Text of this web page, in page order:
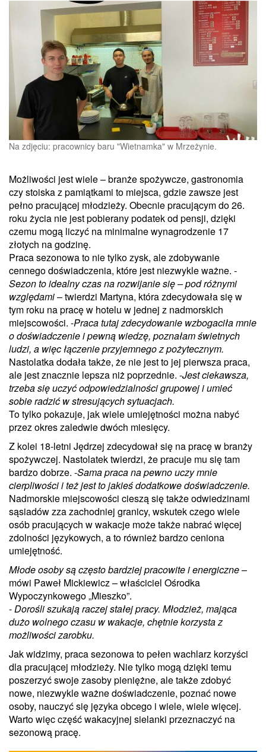
Na zdjęciu: pracownicy baru "Wietnamka" w Mrzeżynie.
Możliwości jest wiele – branże spożywcze, gastronomia
czy stoiska z pamiątkami to miejsca, gdzie zawsze jest
pełno pracującej młodzieży. Obecnie pracującym do 26.
roku życia nie jest pobierany podatek od pensji, dzięki
czemu mogą liczyć na minimalne wynagrodzenie 17
złotych na godzinę.
Praca sezonowa to nie tylko zysk, ale zdobywanie
cennego doświadczenia, które jest niezwykle ważne. -
Sezon to idealny czas na rozwijanie się – pod różnymi
względami– twierdzi Martyna, która zdecydowała się w
tym roku na pracę w hotelu w jednej z nadmorskich
miejscowości. -Praca tutaj zdecydowanie wzbogaciła mnie
o doświadczenie i pewną wiedzę, poznałam świetnych
ludzi, a więc łączenie przyjemnego z pożytecznym.
Nastolatka dodała także, że nie jest to jej pierwsza praca,
ale jest znacznie lepsza niż poprzednie. -Jest ciekawsza,
trzeba się uczyć odpowiedzialności grupowej i umieć
sobie radzić w stresujących sytuacjach.
To tylko pokazuje, jak wiele umiejętności można nabyć
przez okres zaledwie dwóch miesięcy.
Z kolei 18-letni Jędrzej zdecydował się na pracę w branży
spożywczej. Nastolatek twierdzi, że pracuje mu się tam
bardzo dobrze. -Sama praca na pewno uczy mnie
cierpliwości i też jest to jakieś dodatkowe doświadczenie.
Nadmorskie miejscowości cieszą się także odwiedzinami
sąsiadów zza zachodniej granicy, wskutek czego wiele
osób pracujących w wakacje może także nabrać więcej
zdolności językowych, a to również bardzo ceniona
umiejętność.
Młode osoby są często bardziej pracowite i energiczne–
mówi Paweł Mickiewicz – właściciel Ośrodka
Wypoczynkowego „Mieszko”.
- Dorośli szukają raczej stałej pracy. Młodzież, mająca
dużo wolnego czasu w wakacje, chętnie korzysta z
możliwości zarobku.
Jak widzimy, praca sezonowa to pełen wachlarz korzyści
dla pracującej młodzieży. Nie tylko mogą dzięki temu
poszerzyć swoje zasoby pieniężne, ale także zdobyć
nowe, niezwykle ważne doświadczenie, poznać nowe
osoby, nauczyć się języka obcego i wiele, wiele więcej.
Warto więc część wakacyjnej sielanki przeznaczyć na
sezonową pracę.